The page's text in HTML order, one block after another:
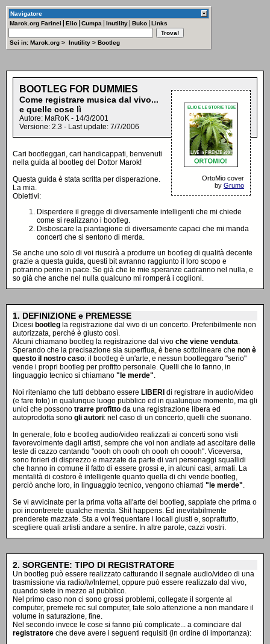
Navigatore
Marok.org Farinei Elio Cumpa Inutility Buko Links
Sei in: Marok.org > Inutility > Bootleg
OrtoMio cover
by Grumo
BOOTLEG FOR DUMMIES
Come registrare musica dal vivo...
e quelle cose lì
Autore: MaRoK - 14/3/2001
Versione: 2.3 - Last update: 7/7/2006
Cari bootleggari, cari handicappati, benvenuti
nella guida al bootleg del Dottor Marok!
Questa guida è stata scritta per disperazione.
La mia.
Obiettivi:
Disperdere il gregge di diversamente intelligenti che mi chiede
come si realizzano i bootleg.
Disboscare la piantagione di diversamente capaci che mi manda
concerti che si sentono di merda.
Se anche uno solo di voi riuscirà a produrre un bootleg di qualità decente
grazie a questa guida, questi bit avranno raggiunto il loro scopo e
potranno perire in pace. So già che le mie speranze cadranno nel nulla, e
so già che anche nel nulla qualcuno mi romperà i coglioni.
1. DEFINIZIONE e PREMESSE
Dicesi bootleg la registrazione dal vivo di un concerto. Preferibilmente non
autorizzata, perché è giusto così.
Alcuni chiamano bootleg la registrazione dal vivo che viene venduta.
Sperando che la precisazione sia superflua, è bene sottolineare che non è
questo il nostro caso: il bootleg è un'arte, e nessun bootleggaro "serio"
vende i propri bootleg per profitto personale. Quelli che lo fanno, in
linguaggio tecnico si chiamano "le merde".
Noi riteniamo che tutti debbano essere LIBERI di registrare in audio/video
(e fare foto) in qualunque luogo pubblico ed in qualunque momento, ma gli
unici che possono trarre profitto da una registrazione libera ed
autoprodotta sono gli autori: nel caso di un concerto, quelli che suonano.
In generale, foto e bootleg audio/video realizzati ai concerti sono visti
favorevolmente dagli artisti, sempre che voi non andiate ad ascoltare delle
teste di cazzo cantando "oooh oh oooh oh oooh oh ooooh". Viceversa,
sono forieri di disprezzo e mazzate da parte di vari personaggi squallidi
che hanno in comune il fatto di essere grossi e, in alcuni casi, armati. La
mentalità di costoro è intelligente quanto quella di chi vende bootleg,
perciò anche loro, in linguaggio tecnico, vengono chiamati "le merde".
Se vi avvicinate per la prima volta all'arte del bootleg, sappiate che prima o
poi incontrerete qualche merda. Shit happens. Ed inevitabilmente
prenderete mazzate. Sta a voi frequentare i locali giusti e, soprattutto,
scegliere quali artisti andare a sentire. In altre parole, cazzi vostri.
2. SORGENTE: TIPO DI REGISTRATORE
Un bootleg può essere realizzato catturando il segnale audio/video di una
trasmissione via radio/tv/Internet, oppure può essere realizzato dal vivo,
quando siete in mezzo al pubblico.
Nel primo caso non ci sono grossi problemi, collegate il sorgente al
computer, premete rec sul computer, fate solo attenzione a non mandare il
volume in saturazione, fine.
Nel secondo invece le cose si fanno più complicate... a cominciare dal
registratore che deve avere i seguenti requisiti (in ordine di importanza):